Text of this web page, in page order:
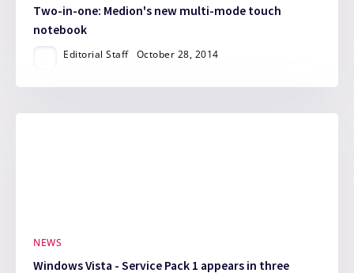
Two-in-one: Medion's new multi-mode touch
notebook
Editorial Staff October 28, 2014
NEWS
Windows Vista - Service Pack 1 appears in three